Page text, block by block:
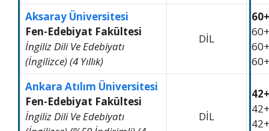
Aksaray Üniversitesi
Fen-Edebiyat Fakültesi
İngiliz Dili Ve Edebiyatı
(İngilizce) (4 Yıllık)
DİL
Ankara Atılım Üniversitesi
Fen-Edebiyat Fakültesi
İngiliz Dili Ve Edebiyatı
DİL